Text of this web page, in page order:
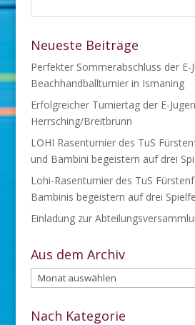
Neueste Beiträge
Perfekter Sommerabschluss der E-
Beachhandballturnier in Ismaning
Erfolgreicher Turniertag der E-
Herrsching/Breitbrunn
LOHI Rasenturnier des TuS
und Bambini begeistern auf drei
Lohi-Rasenturnier des TuS
Bambinis begeistern auf drei
Einladung zur
Aus dem Archiv
Aus
dem
Archiv
Nach Kategorie